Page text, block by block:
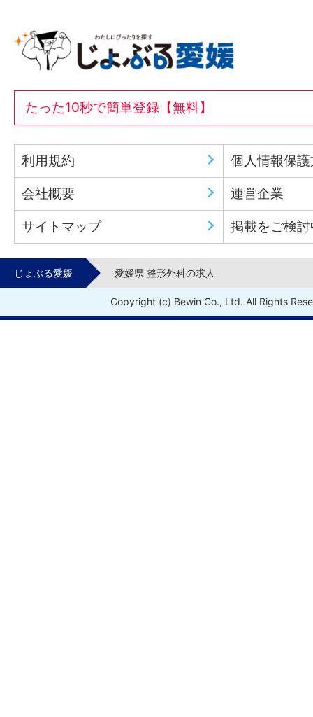
たった10秒で簡単登録【無料】
利用規約 個人情報保
会社概要 運営企業
サイトマップ 掲載をご検
じょぶる愛媛 愛媛県 整形外科の求人
Copyright (c) Bewin Co., Ltd. All Rights